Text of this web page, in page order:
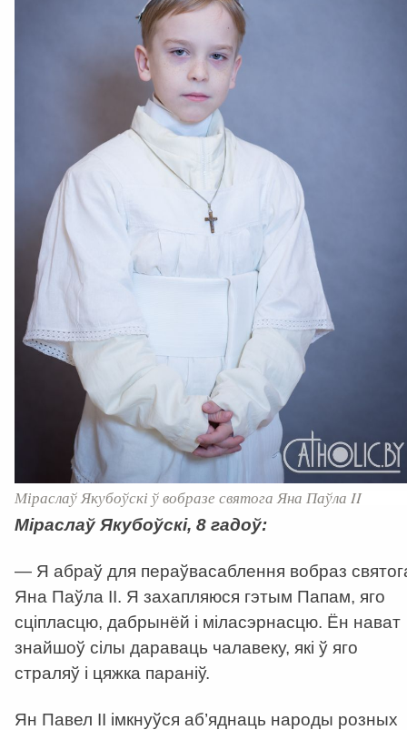
Міраслаў Якубоўскі ў вобразе святога Яна Паўла II
Міраслаў Якубоўскі, 8 гадоў:
— Я абраў для пераўвасаблення вобраз
Яна Паўла II. Я захапляюся гэтым Папам, яго
сціпласцю, дабрынёй і міласэрнасцю. Ён нават
знайшоў сілы дараваць чалавеку, які ў яго
страляў і цяжка параніў.
Ян Павел II імкнуўся аб’яднаць народы розных